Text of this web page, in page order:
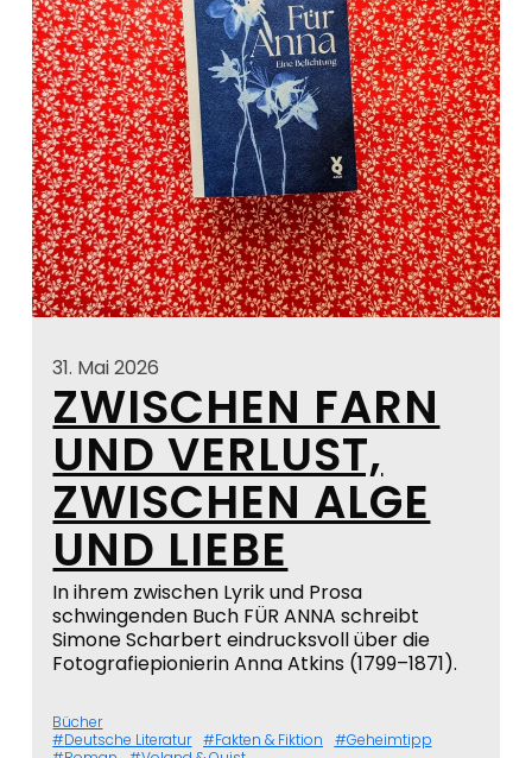
31. Mai 2026
ZWISCHEN FARN
UND VERLUST,
ZWISCHEN ALGE
UND LIEBE
In ihrem zwischen Lyrik und Prosa
schwingenden Buch FÜR ANNA schreibt
Simone Scharbert eindrucksvoll über die
Fotografiepionierin Anna Atkins (1799–1871).
Bücher
Deutsche Literatur
Fakten & Fiktion
Geheimtipp